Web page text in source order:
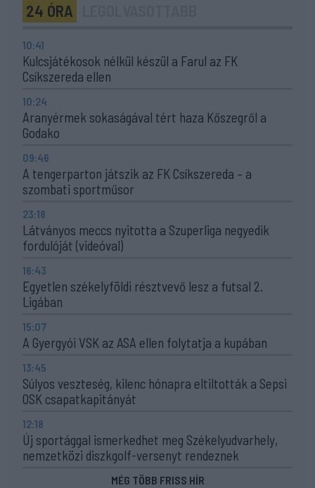
24 ÓRA
10:41
Kulcsjátékosok nélkül készül a Farul az FK
Csíkszereda ellen
10:24
Aranyérmek sokaságával tért haza Kőszegről a
Godako
09:46
A tengerparton játszik az FK Csíkszereda – a
szombati sportműsor
23:18
Látványos meccs nyitotta a Szuperliga negyedik
fordulóját (videóval)
16:43
Egyetlen székelyföldi résztvevő lesz a futsal 2.
Ligában
15:07
A Gyergyói VSK az ASA ellen folytatja a kupában
13:45
Súlyos veszteség, kilenc hónapra eltiltották a Sepsi
OSK csapatkapitányát
12:18
Új sportággal ismerkedhet meg Székelyudvarhely,
nemzetközi diszkgolf-versenyt rendeznek
MÉG TÖBB FRISS HÍR